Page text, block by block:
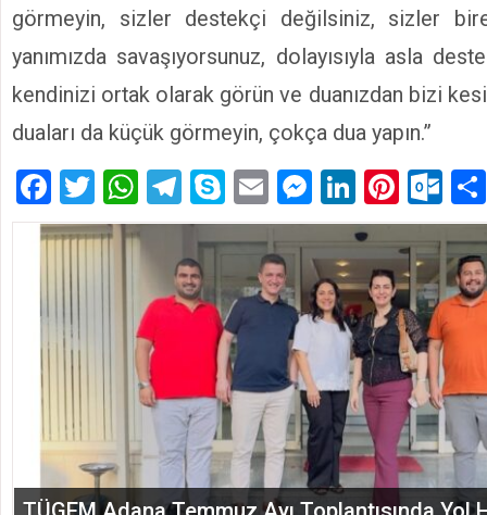
görmeyin, sizler destekçi değilsiniz, sizler
yanımızda savaşıyorsunuz, dolayısıyla asla
kendinizi ortak olarak görün ve duanızdan bizi
duaları da küçük görmeyin, çokça dua yapın.”
Facebook
TwitterWhatsApp
Telegram
SkypeEmailMessenger
LinkedIn
EĞİTİM-BİR-SEN ADANA ŞUBESİ’NDEN